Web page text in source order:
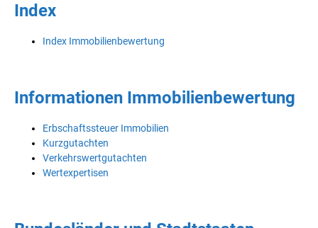
Index
Index Immobilienbewertung
Informationen Immobilienbewertung
Erbschaftssteuer Immobilien
Kurzgutachten
Verkehrswertgutachten
Wertexpertisen